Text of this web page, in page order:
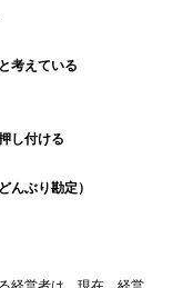
考えている
し付ける
んぶり勘定）